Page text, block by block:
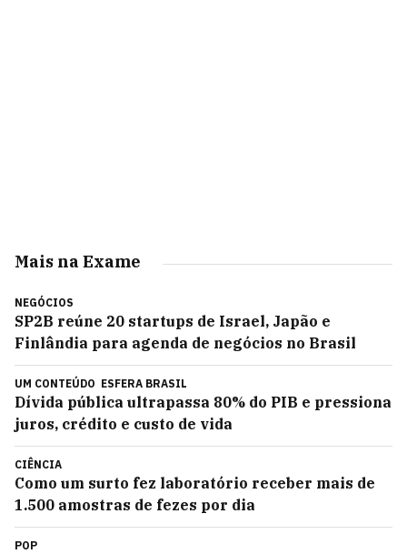
Mais na Exame
NEGÓCIOS
SP2B reúne 20 startups de Israel, Japão e
Finlândia para agenda de negócios no Brasil
UM CONTEÚDO ESFERA BRASIL
Dívida pública ultrapassa 80% do PIB e pressiona
juros, crédito e custo de vida
CIÊNCIA
Como um surto fez laboratório receber mais de
1.500 amostras de fezes por dia
POP